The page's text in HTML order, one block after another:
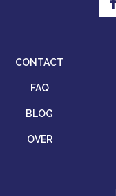
CONTACT
FAQ
BLOG
OVER